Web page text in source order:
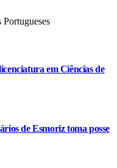
em Ciências de
de Esmoriz toma posse